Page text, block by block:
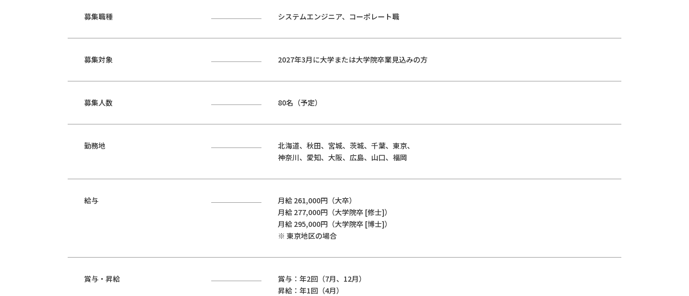
募集職種 システムエンジニア、コーポレート職
募集対象 2027年3月に大学または大学院卒業見込みの方
募集人数 80名（予定）
勤務地
北海道、秋田、宮城、茨城、千葉、東京、
神奈川、愛知、大阪、広島、山口、福岡
給与
月給 261,000円（大卒）
月給 277,000円（大学院卒 [修士]）
月給 295,000円（大学院卒 [博士]）
※ 東京地区の場合
賞与・昇給
賞与：年2回（7月、12月）
昇給：年1回（4月）